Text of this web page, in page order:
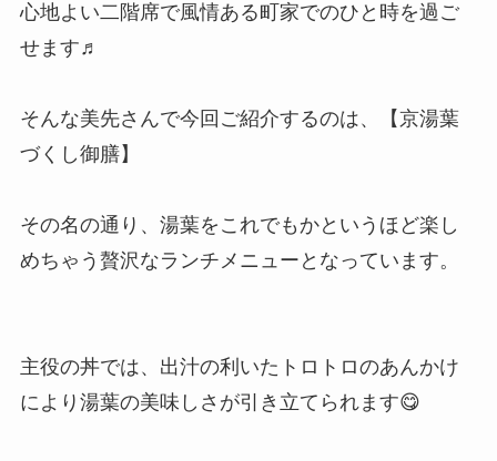
心地よい二階席で風情ある町家でのひと時を過ご
せます♬
そんな美先さんで今回ご紹介するのは、【京湯葉
づくし御膳】
その名の通り、湯葉をこれでもかというほど楽し
めちゃう贅沢なランチメニューとなっています。
主役の丼では、出汁の利いたトロトロのあんかけ
により湯葉の美味しさが引き立てられます😋